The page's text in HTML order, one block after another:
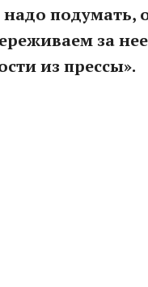
надо
за
из прессы».